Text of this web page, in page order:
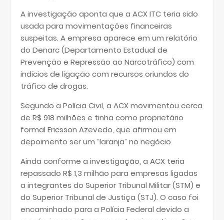
A investigação aponta que a ACX ITC teria sido
usada para movimentações financeiras
suspeitas. A empresa aparece em um relatório
do Denarc (Departamento Estadual de
Prevenção e Repressão ao Narcotráfico) com
indícios de ligação com recursos oriundos do
tráfico de drogas.
Segundo a Polícia Civil, a ACX movimentou cerca
de R$ 918 milhões e tinha como proprietário
formal Ericsson Azevedo, que afirmou em
depoimento ser um “laranja” no negócio.
Ainda conforme a investigação, a ACX teria
repassado R$ 1,3 milhão para empresas ligadas
a integrantes do Superior Tribunal Militar (STM) e
do Superior Tribunal de Justiça (STJ). O caso foi
encaminhado para a Polícia Federal devido a